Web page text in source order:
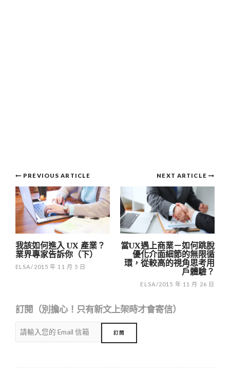
Post
navigation
NEXT ARTICLE
當UX遇上商業－如何跳脫
優化介面細節的無限循
環，從較高的視角思考用
戶體驗？
ELSA/2015 年 11 月 26 日
PREVIOUS ARTICLE
我該如何進入 UX 產業？
業界專家告訴你（下）
ELSA/ 2015 年 11 月 5 日
訂閱（別擔心！只有新文上架時才會寄信）